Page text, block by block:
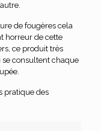
de fougères cela
horreur de cette
ce produit très
se consultent chaque
pratique des